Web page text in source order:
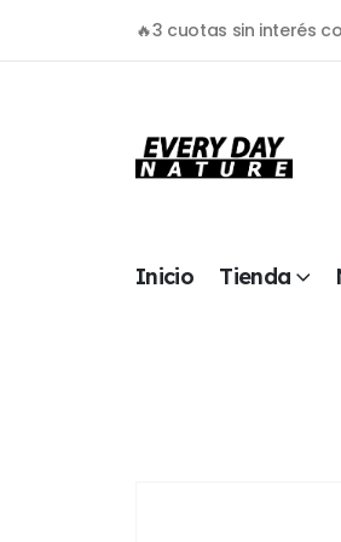
🔥3 cuotas sin interés
Inicio Tienda